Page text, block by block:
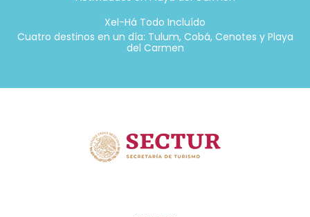
Xel-Há Todo Incluído
Cuatro destinos en un día: Tulum, Cobá, Cenotes y Playa
del Carmen